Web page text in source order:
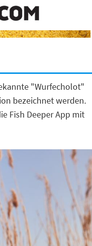
"Wurfecholot"
bezeichnet werden.
Fish Deeper App mit